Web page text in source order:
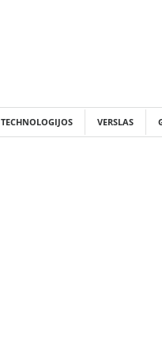
TECHNOLOGIJOS VERSLAS